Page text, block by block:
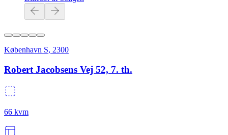
København S, 2300
Robert Jacobsens Vej 52, 7. th.
66 kvm